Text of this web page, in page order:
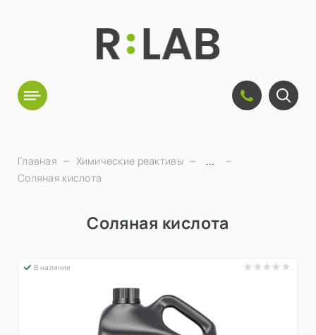
Главная Химические реактивы
...
Соляная кислота
Соляная кислота
В наличии